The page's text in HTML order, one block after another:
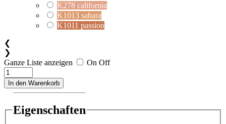
K278 california
K1013 sahara
K1011 passion
❮
❯
Ganze Liste anzeigen
On Off
In den Warenkorb
Eigenschaften